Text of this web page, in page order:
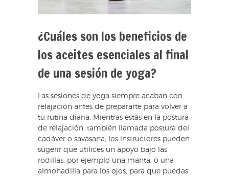
¿Cuáles son los beneficios de
los aceites esenciales al final
de una sesión de yoga?
Las sesiones de yoga siempre acaban con
relajación antes de prepararte para volver a
tu rutina diaria. Mientras estás en la postura
de relajación, también llamada postura del
cadáver o savasana, los instructores pueden
sugerir que utilices un apoyo bajo las
rodillas, por ejemplo una manta, o una
almohadilla para los ojos, para que puedas